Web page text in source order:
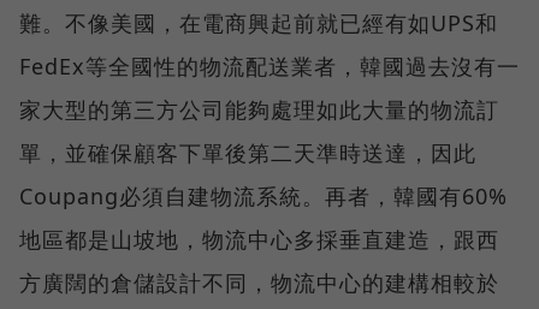
難。不像美國，在電商興起前就已經有如UPS和
FedEx等全國性的物流配送業者，韓國過去沒有一
家大型的第三方公司能夠處理如此大量的物流訂
單，並確保顧客下單後第二天準時送達，因此
Coupang必須自建物流系統。再者，韓國有60%
地區都是山坡地，物流中心多採垂直建造，跟西
方廣闊的倉儲設計不同，物流中心的建構相較於